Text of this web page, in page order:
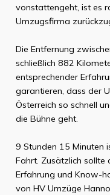
vonstattengeht, ist es
Umzugsfirma
Die Entfernung
schließlich 882
entsprechender
garantieren, dass der
Österreich so schnell
die Bühne geht.
9 Stunden 15 Minuten
Fahrt. Zusätzlich sollte
Erfahrung und Know-
von HV Umzüge